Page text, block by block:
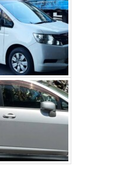
（身延町）